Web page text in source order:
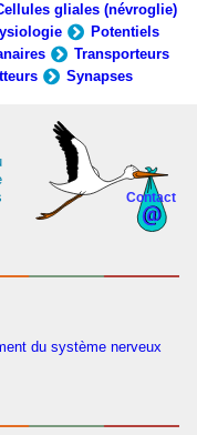
gliales (névroglie)
Potentiels
Transporteurs
Synapses
Contact
du système nerveux